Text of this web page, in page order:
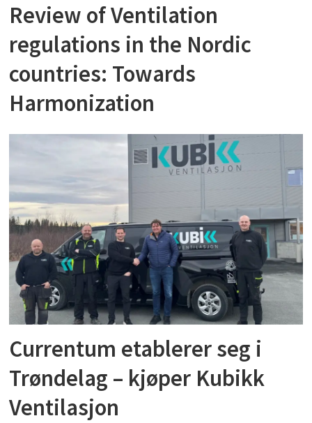
Review of Ventilation
regulations in the Nordic
countries: Towards
Harmonization
Currentum etablerer seg i
Trøndelag – kjøper Kubikk
Ventilasjon